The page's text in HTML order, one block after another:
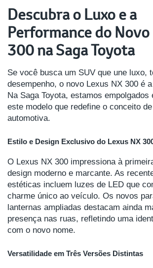
Descubra o Luxo e a
Performance do Novo
300 na Saga Toyota
Se você busca um SUV que une luxo,
desempenho, o novo Lexus NX 300 é
Na Saga Toyota, estamos empolgados
este modelo que redefine o conceito
automotiva.
Estilo e Design Exclusivo do Lexus NX
O Lexus NX 300 impressiona à
design moderno e marcante. As
estéticas incluem luzes de LED que
charme único ao veículo. Os novos
lanternas ampliadas destacam ainda
presença nas ruas, refletindo uma
com o novo nome.
Versatilidade em Três Versões Distintas